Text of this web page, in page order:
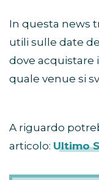
In questa news
utili sulle date
dove acquistare
quale venue si
A riguardo
articolo: Ultimo